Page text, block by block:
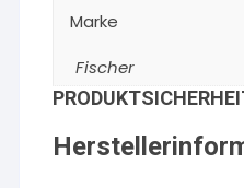
Marke
Fischer